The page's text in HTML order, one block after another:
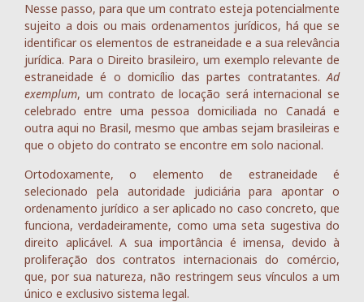
Nesse passo, para que um contrato esteja potencialmente
sujeito a dois ou mais ordenamentos jurídicos, há que se
identificar os elementos de estraneidade e a sua relevância
jurídica. Para o Direito brasileiro, um exemplo relevante de
estraneidade é o domicílio das partes contratantes.Ad
exemplum, um contrato de locação será internacional se
celebrado entre uma pessoa domiciliada no Canadá e
outra aqui no Brasil, mesmo que ambas sejam brasileiras e
que o objeto do contrato se encontre em solo nacional.
Ortodoxamente, o elemento de estraneidade é
selecionado pela autoridade judiciária para apontar o
ordenamento jurídico a ser aplicado no caso concreto, que
funciona, verdadeiramente, como uma seta sugestiva do
direito aplicável. A sua importância é imensa, devido à
proliferação dos contratos internacionais do comércio,
que, por sua natureza, não restringem seus vínculos a um
único e exclusivo sistema legal.